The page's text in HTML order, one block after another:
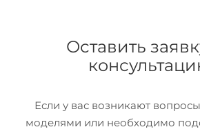
Оставить
Если у вас возникают
моделями или необходимо